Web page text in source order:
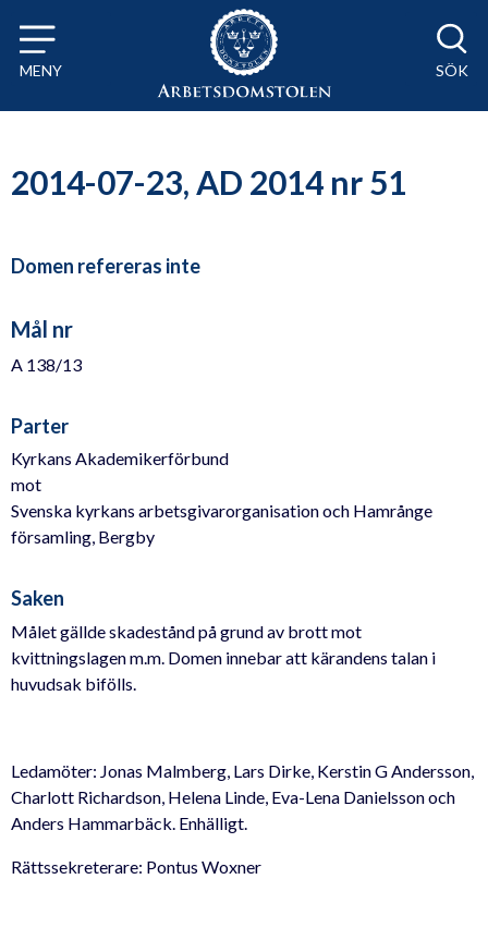
Till innehåll på sidan x
MENY SÖK
2014-07-23, AD 2014 nr 51
Domen refereras inte
Mål nr
A 138/13
Parter
Kyrkans Akademikerförbund
mot
Svenska kyrkans arbetsgivarorganisation och Hamrånge
församling, Bergby
Saken
Målet gällde skadestånd på grund av brott mot
kvittningslagen m.m. Domen innebar att kärandens talan i
huvudsak bifölls.
Ledamöter: Jonas Malmberg, Lars Dirke, Kerstin G Andersson,
Charlott Richardson, Helena Linde, Eva-Lena Danielsson och
Anders Hammarbäck. Enhälligt.
Rättssekreterare: Pontus Woxner